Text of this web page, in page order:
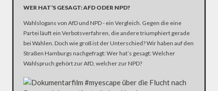
WER HAT’S GESAGT: AFD ODER NPD?
Wahlslogans von AfD und NPD - ein Vergleich. Gegen die eine
Partei läuft ein Verbotsverfahren, die andere triumphiert gerade
bei Wahlen. Doch wie groß ist der Unterschied? Wir haben auf den
Straßen Hamburgs nachgefragt: Wer hat’s gesagt: Welcher
Wahlspruch gehört zur AfD, welcher zur NPD?